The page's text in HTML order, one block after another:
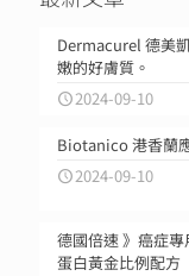
Dermacurel 德美
嫩的好膚質。
2024-09-10
Biotanico 港香蘭
2024-09-10
德國倍速 》癌症
蛋白黃金比例配方